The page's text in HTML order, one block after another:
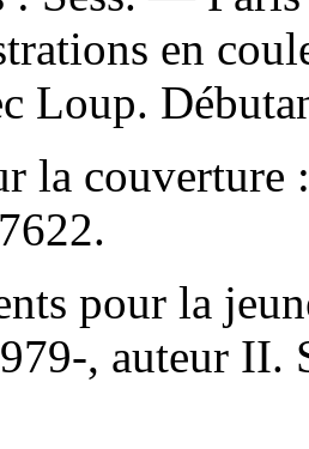
en
Loup.
la
.
pour la
, auteur II.